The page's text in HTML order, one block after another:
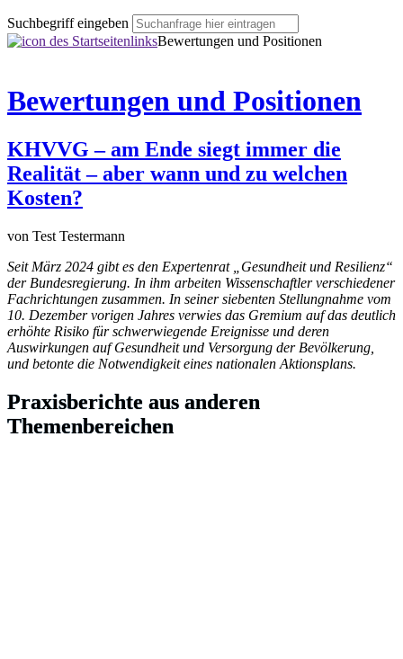
Suchbegriff eingeben
Bewertungen und Positionen
Bewertungen und Positionen
KHVVG – am Ende siegt immer die
Realität – aber wann und zu welchen
Kosten?
von Test Testermann
Seit März 2024 gibt es den Expertenrat „Gesundheit und Resilienz“
der Bundesregierung. In ihm arbeiten Wissenschaftler verschiedener
Fachrichtungen zusammen. In seiner siebenten Stellungnahme vom
10. Dezember vorigen Jahres verwies das Gremium auf das deutlich
erhöhte Risiko für schwerwiegende Ereignisse und deren
Auswirkungen auf Gesundheit und Versorgung der Bevölkerung,
und betonte die Notwendigkeit eines nationalen Aktionsplans.
Praxisberichte aus anderen
Themenbereichen